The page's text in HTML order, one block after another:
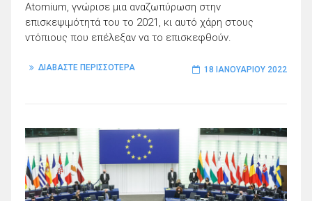
Atomium, γνώρισε μια αναζωπύρωση στην
επισκεψιμότητά του το 2021, κι αυτό χάρη στους
ντόπιους που επέλεξαν να το επισκεφθούν.
ΔΙΑΒΑΣΤΕ ΠΕΡΙΣΣΟΤΕΡΑ 18 ΙΑΝΟΥΑΡΊΟΥ 2022